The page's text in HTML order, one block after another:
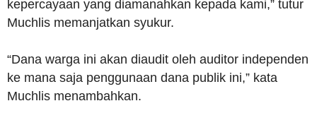
kepercayaan yang diamanahkan kepada kami,” tutur
Muchlis memanjatkan syukur.
“Dana warga ini akan diaudit oleh auditor independen
ke mana saja penggunaan dana publik ini,” kata
Muchlis menambahkan.